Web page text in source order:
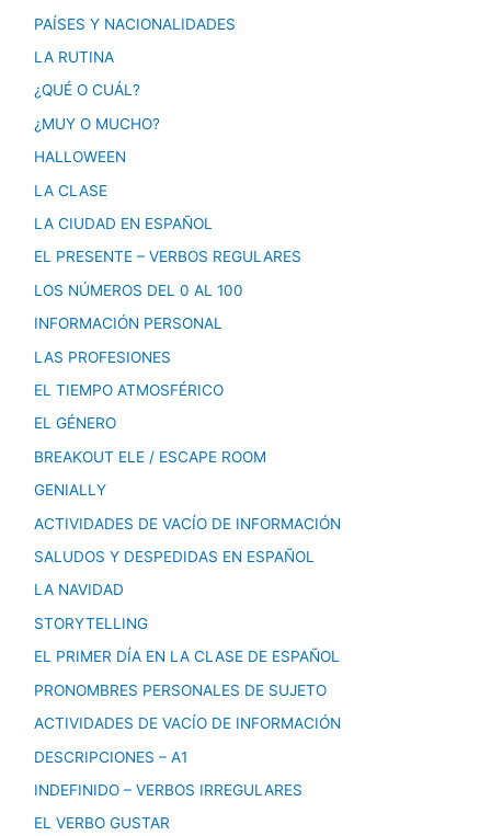
PAÍSES Y NACIONALIDADES
LA RUTINA
¿QUÉ O CUÁL?
¿MUY O MUCHO?
HALLOWEEN
LA CLASE
LA CIUDAD EN ESPAÑOL
EL PRESENTE – VERBOS REGULARES
LOS NÚMEROS DEL 0 AL 100
INFORMACIÓN PERSONAL
LAS PROFESIONES
EL TIEMPO ATMOSFÉRICO
EL GÉNERO
BREAKOUT ELE / ESCAPE ROOM
GENIALLY
ACTIVIDADES DE VACÍO DE INFORMACIÓN
SALUDOS Y DESPEDIDAS EN ESPAÑOL
LA NAVIDAD
STORYTELLING
EL PRIMER DÍA EN LA CLASE DE ESPAÑOL
PRONOMBRES PERSONALES DE SUJETO
ACTIVIDADES DE VACÍO DE INFORMACIÓN
DESCRIPCIONES – A1
INDEFINIDO – VERBOS IRREGULARES
EL VERBO GUSTAR